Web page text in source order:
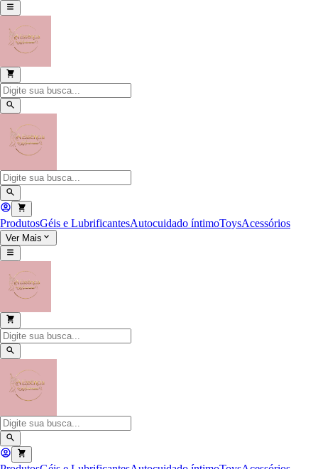
ProdutosGéis e LubrificantesAutocuidado íntimoToysAcessórios
Ver Mais